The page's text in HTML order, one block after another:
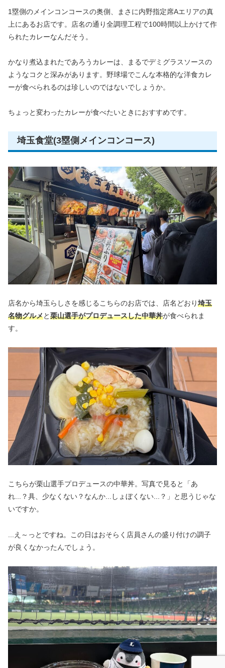
1塁側のメインコンコースの奥側、まさに内野指定席Aエリアの真
上にあるお店です。店名の通り全調理工程で100時間以上かけて作
られたカレーなんだそう。
かなり煮込まれたであろうカレーは、まるでデミグラスソースの
ようなコクと深みがあります。野球場でこんな本格的な洋食カレ
ーが食べられるのは珍しいのではないでしょうか。
ちょっと変わったカレーが食べたいときにおすすめです。
埼玉食堂(3塁側メインコンコース)
店名から埼玉らしさを感じるこちらのお店では、店名どおり埼玉
名物グルメと栗山選手がプロデュースした中華丼が食べられま
す。
こちらが栗山選手プロデュースの中華丼。写真で見ると「あ
れ...？具、少なくない？なんか...しょぼくない...？」と思うじゃな
いですか。
...え～っとですね。この日はおそらく店員さんの盛り付けの調子
が良くなかったんでしょう。